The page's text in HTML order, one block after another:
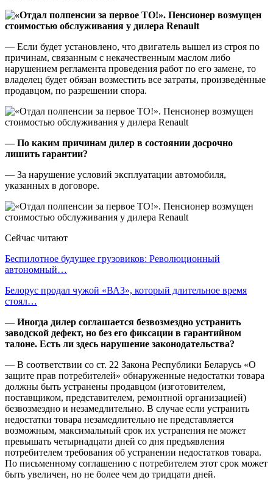
— Если будет установлено, что двигатель вышел из строя по
причинам, связанным с некачественным маслом либо
нарушением регламента проведения работ по его замене, то
владелец будет обязан возместить все затраты, произведённые
продавцом, по разрешении спора.
— По каким причинам дилер в состоянии досрочно
лишить гарантии?
— За нарушение условий эксплуатации автомобиля,
указанных в договоре.
Сейчас читают
Беспилотное будущее грузовиков: Революционный
автономный…
Белорус продал чужой «ВАЗ», который длительное время
стоял…
— Иногда дилер соглашается безвозмездно устранить
заводской дефект, но без его фиксации в гарантийном
талоне. Есть ли здесь нарушение законодательства?
— В соответствии со ст. 22 Закона Республики Беларусь «О
защите прав потребителей» обнаруженные недостатки товара
должны быть устранены продавцом (изготовителем,
поставщиком, представителем, ремонтной организацией)
безвозмездно и незамедлительно. В случае если устранить
недостатки товара незамедлительно не представляется
возможным, максимальный срок их устранения не может
превышать четырнадцати дней со дня предъявления
потребителем требования об устранении недостатков товара.
По письменному соглашению с потребителем этот срок может
быть увеличен, но не более чем до тридцати дней.